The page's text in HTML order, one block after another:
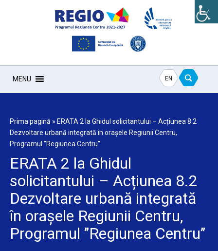
MENU EN
Prima pagină » ERATA 2 la Ghidul solicitantului – Acțiunea 8.2
Dezvoltare urbană integrată în orașele Regiunii Centru,
Programul ’’Regiunea Centru’’
ERATA 2 la Ghidul
solicitantului – Acțiunea 8.2
Dezvoltare urbană integrată
în orașele Regiunii Centru,
Programul ’’Regiunea Centru’’